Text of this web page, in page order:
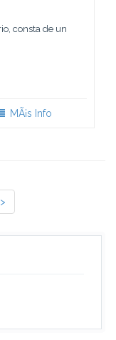
consta de un
MÃ¡s Info
>